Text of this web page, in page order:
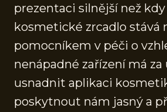
prezentaci silnější než kdy
kosmetické zrcadlo stává
pomocníkem v péči o
nenápadné zařízení má
usnadnit aplikaci
poskytnout nám jasný a